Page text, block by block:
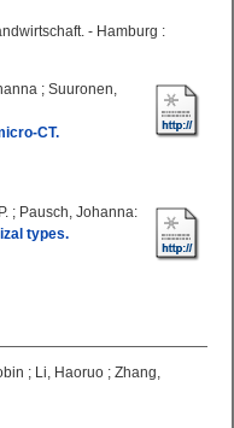
- Hamburg :
; Suuronen,
CT.
; Pausch, Johanna:
types.
; Li, Haoruo ; Zhang,